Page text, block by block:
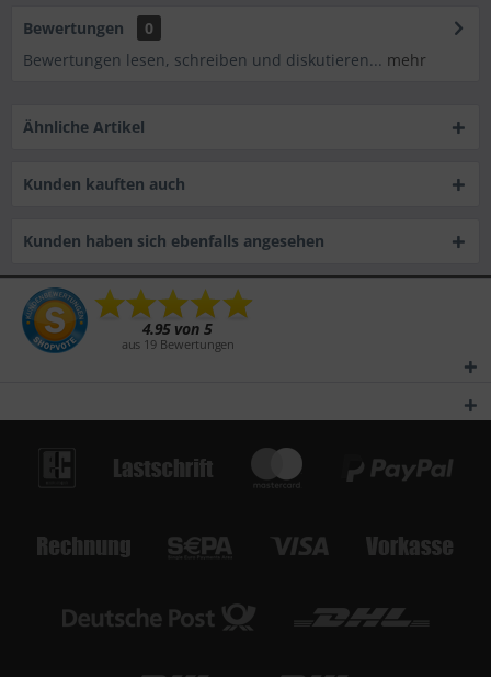
Bewertungen
0
Bewertungen lesen, schreiben und diskutieren... mehr
Ähnliche Artikel
Kunden kauften auch
Kunden haben sich ebenfalls angesehen